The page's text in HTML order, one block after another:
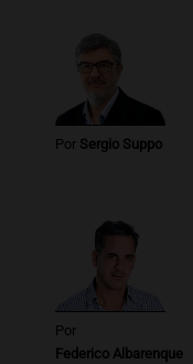
Por Sergio Suppo
Por
Federico Albarenque